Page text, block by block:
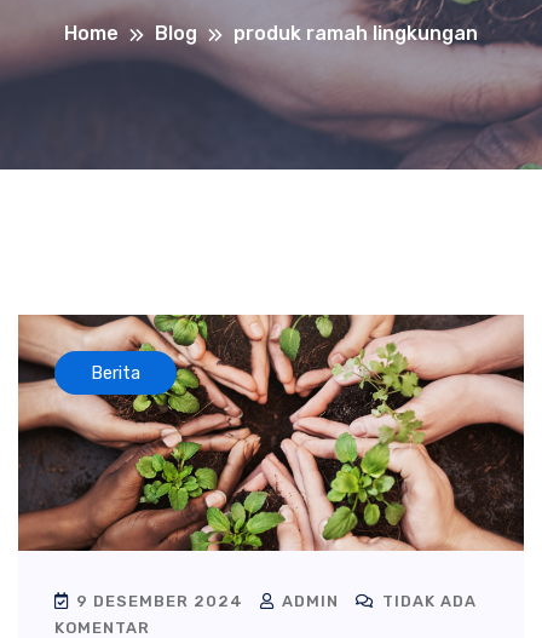
Home Blog produk ramah lingkungan
Berita
9 DESEMBER 2024 ADMIN
TIDAK ADA
KOMENTAR